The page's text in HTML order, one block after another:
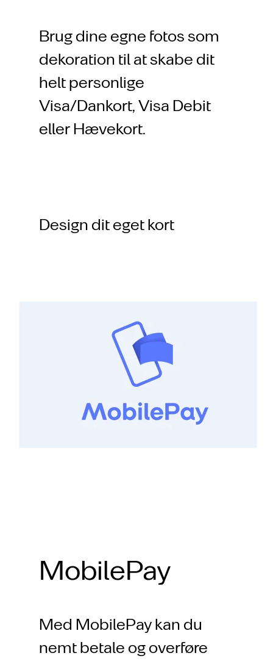
Brug dine egne fotos som
dekoration til at skabe dit
helt personlige
Visa/Dankort, Visa Debit
eller Hævekort.
Design dit eget kort
MobilePay
Med MobilePay kan du
nemt betale og overføre